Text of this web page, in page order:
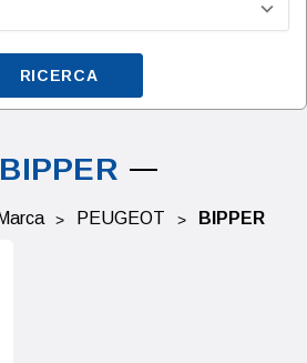
RICERCA
BIPPER
PEUGEOT BIPPER